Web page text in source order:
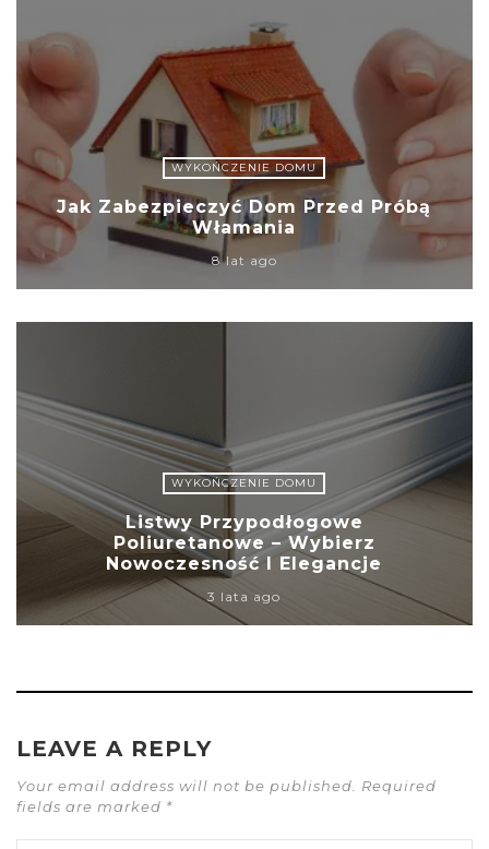
WYKOŃCZENIE DOMU
Jak Zabezpieczyć Dom Przed Próbą
Włamania
8 lat ago
WYKOŃCZENIE DOMU
Listwy Przypodłogowe
Poliuretanowe – Wybierz
Nowoczesność I Elegancje
3 lata ago
LEAVE A REPLY
Your email address will not be published. Required
fields are marked *